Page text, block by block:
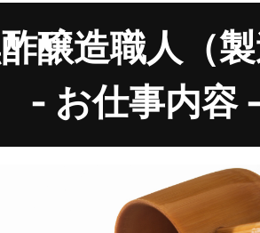
醸造職人（
- お仕事内容